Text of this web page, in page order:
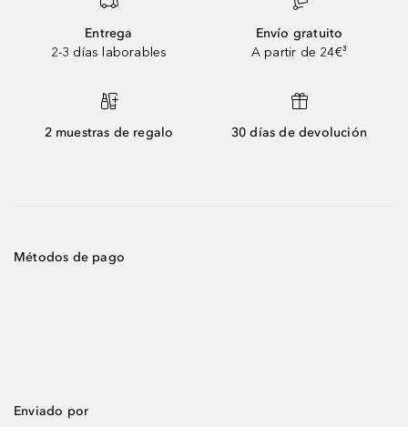
Entrega
2-3 días laborables
Envío gratuito
A partir de 24€³
2 muestras de regalo 30 días de devolución
Métodos de pago
Enviado por